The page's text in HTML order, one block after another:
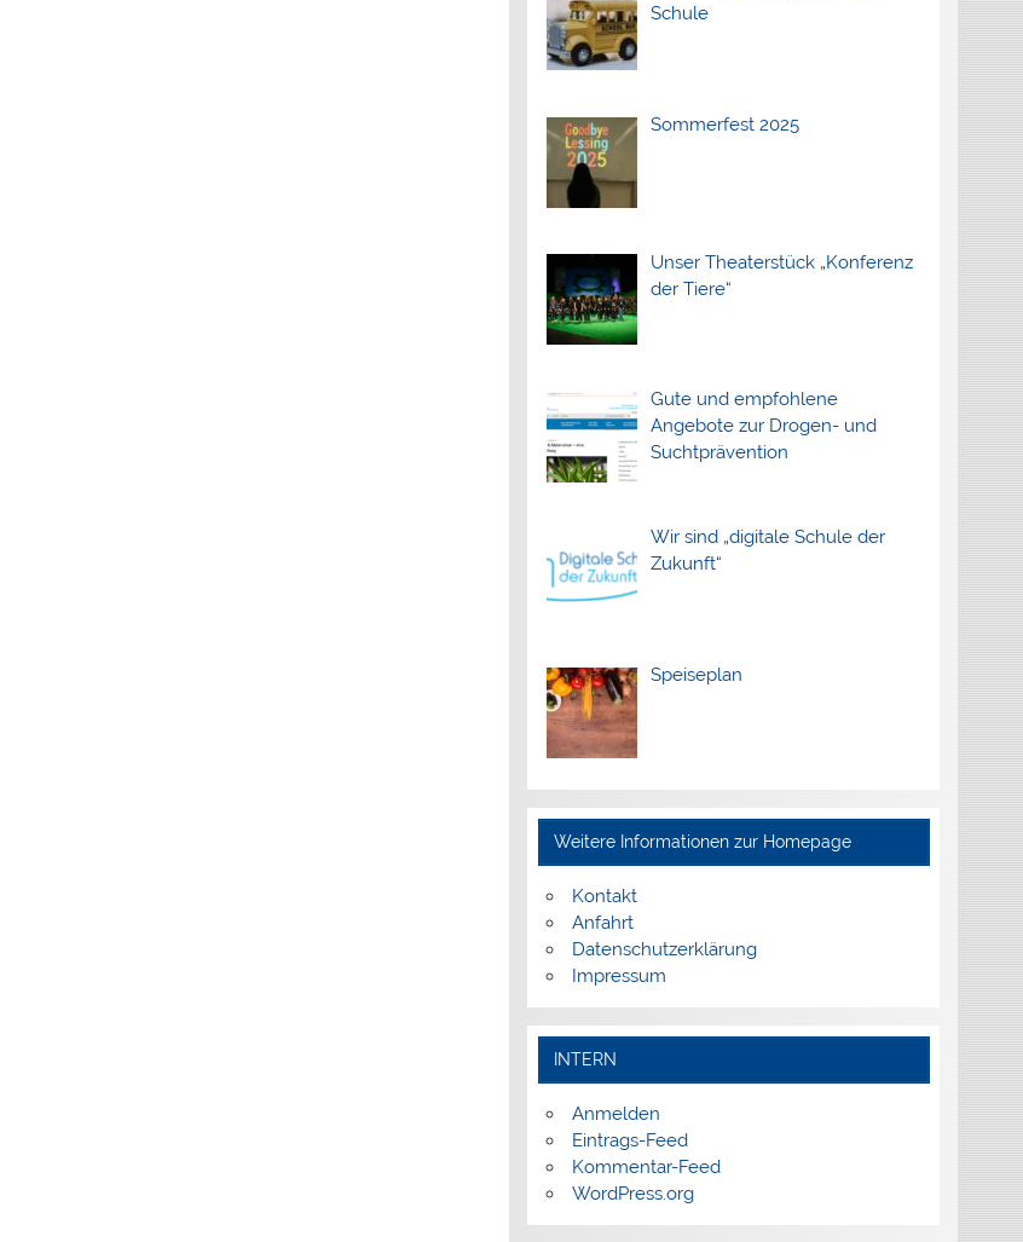
Schule
Sommerfest 2025
Unser Theaterstück „Konferenz
der Tiere“
Gute und empfohlene
Angebote zur Drogen- und
Suchtprävention
Wir sind „digitale Schule der
Zukunft“
Speiseplan
Weitere Informationen zur Homepage
Kontakt
Anfahrt
Datenschutzerklärung
Impressum
INTERN
Anmelden
Eintrags-Feed
Kommentar-Feed
WordPress.org